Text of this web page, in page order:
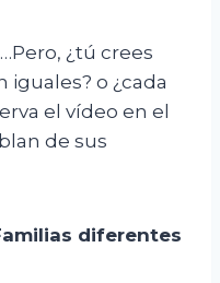
¿tú crees
iguales? o ¿cada
el vídeo en el
de sus
diferentes